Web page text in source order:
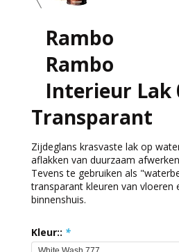
Rambo
Rambo
Interieur Lak
Transparant
Zijdeglans krasvaste lak op
aflakken van duurzaam
Tevens te gebruiken als
transparant kleuren van vloeren
binnenshuis.
Kleur:: *